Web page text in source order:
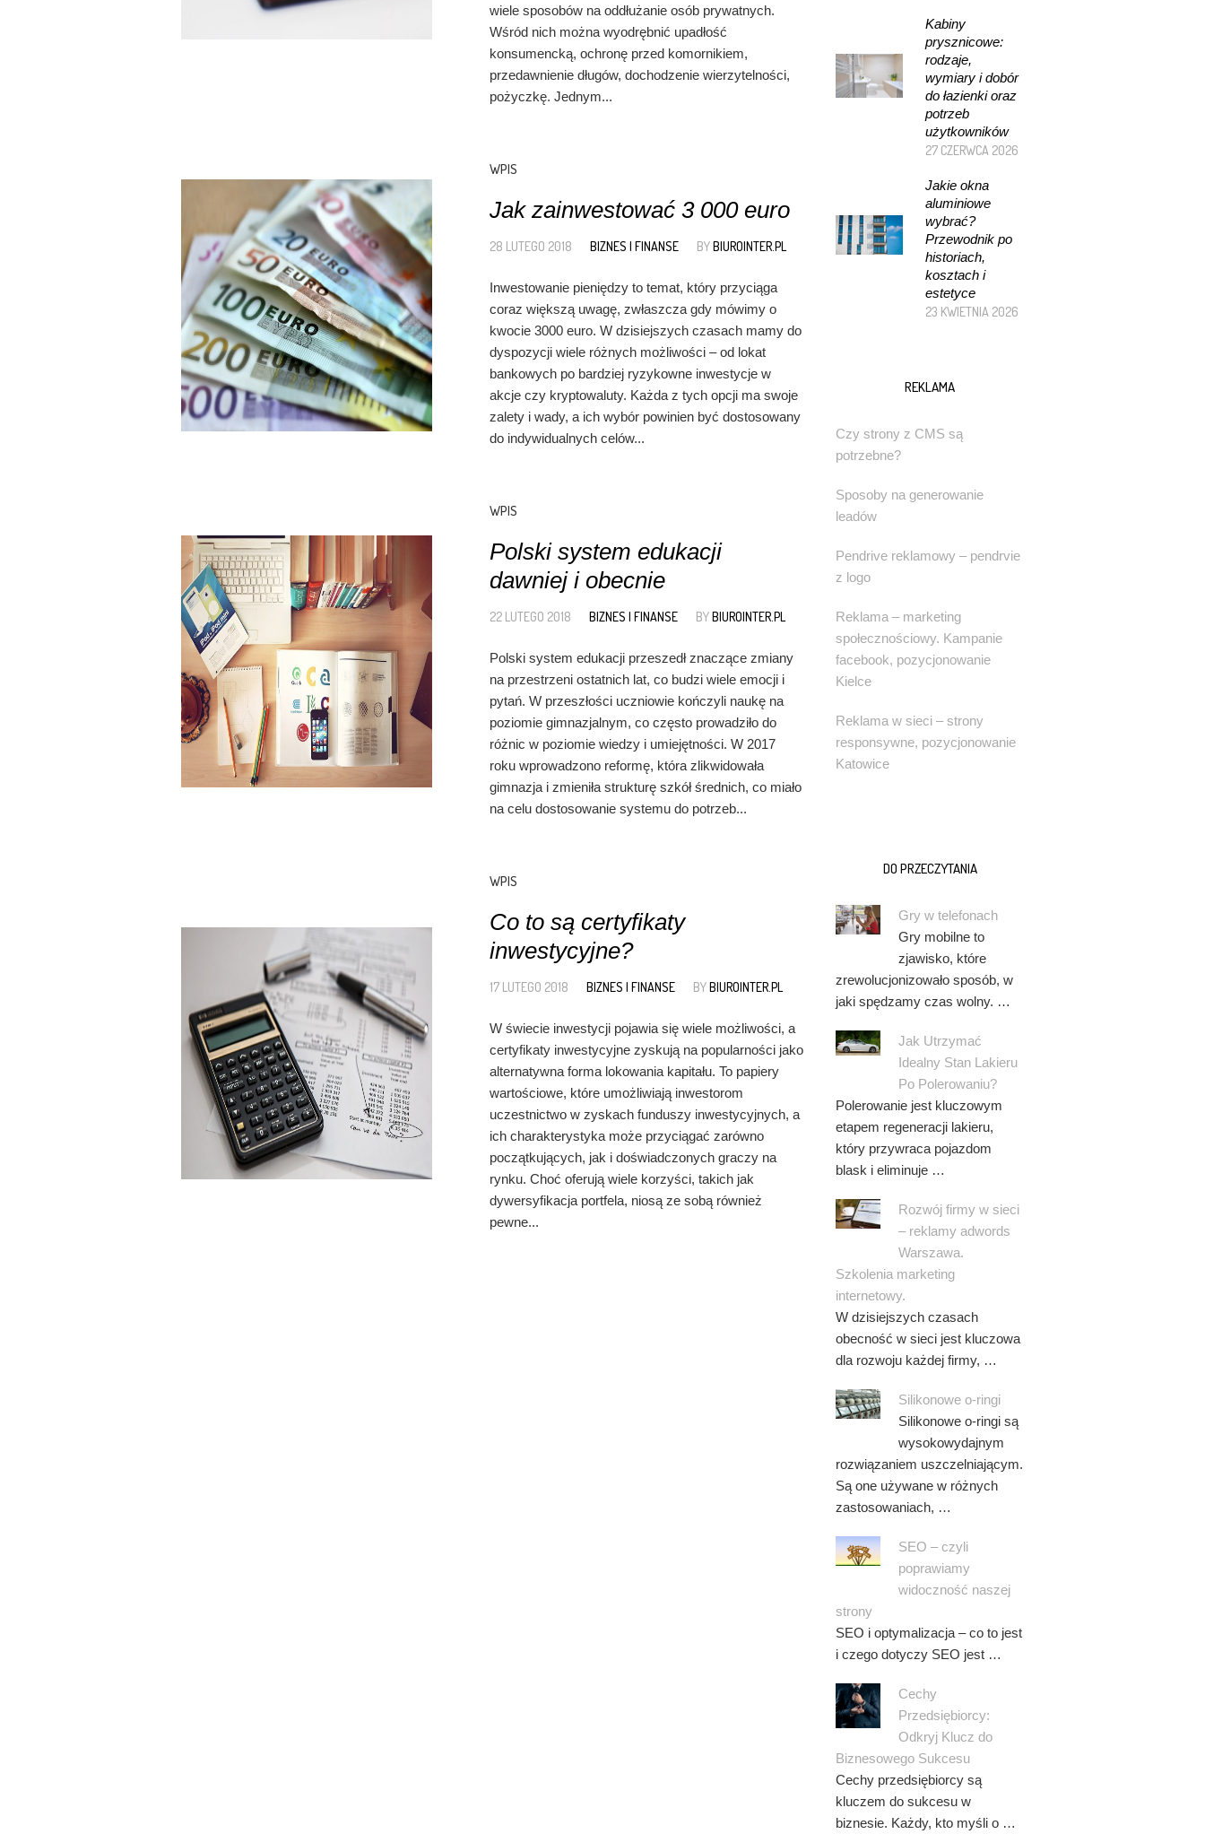
wiele sposobów na oddłużanie osób prywatnych.
Wśród nich można wyodrębnić upadłość
konsumencką, ochronę przed komornikiem,
przedawnienie długów, dochodzenie wierzytelności,
pożyczkę. Jednym...
WPIS
Jak zainwestować 3 000 euro
28 LUTEGO 2018 BIZNES I FINANSE BYBIUROINTER.PL
Inwestowanie pieniędzy to temat, który przyciąga
coraz większą uwagę, zwłaszcza gdy mówimy o
kwocie 3000 euro. W dzisiejszych czasach mamy do
dyspozycji wiele różnych możliwości – od lokat
bankowych po bardziej ryzykowne inwestycje w
akcje czy kryptowaluty. Każda z tych opcji ma swoje
zalety i wady, a ich wybór powinien być dostosowany
do indywidualnych celów...
WPIS
Polski system edukacji
dawniej i obecnie
22 LUTEGO 2018 BIZNES I FINANSE BYBIUROINTER.PL
Polski system edukacji przeszedł znaczące zmiany
na przestrzeni ostatnich lat, co budzi wiele emocji i
pytań. W przeszłości uczniowie kończyli naukę na
poziomie gimnazjalnym, co często prowadziło do
różnic w poziomie wiedzy i umiejętności. W 2017
roku wprowadzono reformę, która zlikwidowała
gimnazja i zmieniła strukturę szkół średnich, co miało
na celu dostosowanie systemu do potrzeb...
WPIS
Co to są certyfikaty
inwestycyjne?
17 LUTEGO 2018 BIZNES I FINANSE BYBIUROINTER.PL
W świecie inwestycji pojawia się wiele możliwości, a
certyfikaty inwestycyjne zyskują na popularności jako
alternatywna forma lokowania kapitału. To papiery
wartościowe, które umożliwiają inwestorom
uczestnictwo w zyskach funduszy inwestycyjnych, a
ich charakterystyka może przyciągać zarówno
początkujących, jak i doświadczonych graczy na
rynku. Choć oferują wiele korzyści, takich jak
dywersyfikacja portfela, niosą ze sobą również
pewne...
Kabiny
prysznicowe:
rodzaje,
wymiary i dobór
do łazienki oraz
potrzeb
użytkowników
27 CZERWCA 2026
Jakie okna
aluminiowe
wybrać?
Przewodnik po
historiach,
kosztach i
estetyce
23 KWIETNIA 2026
REKLAMA
Czy strony z CMS są
potrzebne?
Sposoby na generowanie
leadów
Pendrive reklamowy – pendrvie
z logo
Reklama – marketing
społecznościowy. Kampanie
facebook, pozycjonowanie
Kielce
Reklama w sieci – strony
responsywne, pozycjonowanie
Katowice
DO PRZECZYTANIA
Gry w telefonach
Gry mobilne to
zjawisko, które
zrewolucjonizowało sposób, w
jaki spędzamy czas wolny. …
Jak Utrzymać
Idealny Stan Lakieru
Po Polerowaniu?
Polerowanie jest kluczowym
etapem regeneracji lakieru,
który przywraca pojazdom
blask i eliminuje …
Rozwój firmy w sieci
– reklamy adwords
Warszawa.
Szkolenia marketing
internetowy.
W dzisiejszych czasach
obecność w sieci jest kluczowa
dla rozwoju każdej firmy, …
Silikonowe o-ringi
Silikonowe o-ringi są
wysokowydajnym
rozwiązaniem uszczelniającym.
Są one używane w różnych
zastosowaniach, …
SEO – czyli
poprawiamy
widoczność naszej
strony
SEO i optymalizacja – co to jest
i czego dotyczy SEO jest …
Cechy
Przedsiębiorcy:
Odkryj Klucz do
Biznesowego Sukcesu
Cechy przedsiębiorcy są
kluczem do sukcesu w
biznesie. Każdy, kto myśli o …